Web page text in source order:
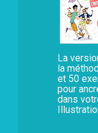
La
la
et 50
pour
dans